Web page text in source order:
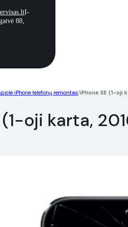
I-
88,
iPhone telefonų remontas/iPhone SE (1-oji
(1-oji karta,